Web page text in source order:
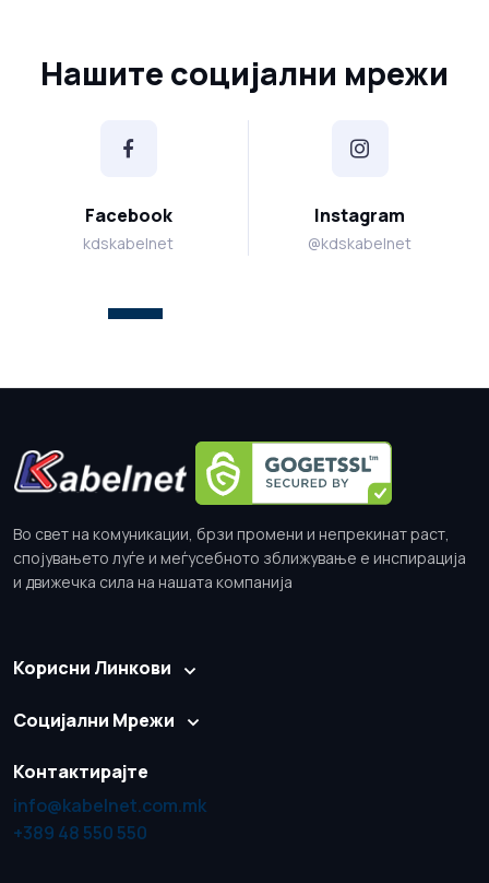
Нашите социјални мрежи
Facebook
kdskabelnet
Instagram
@kdskabelnet
Во свет на комуникации, брзи промени и непрекинат раст,
спојувањето луѓе и меѓусебното зближување е инспирација
и движечка сила на нашата компанија
Корисни Линкови
Социјални Мрежи
Контактирајте
info@kabelnet.com.mk
+389 48 550 550